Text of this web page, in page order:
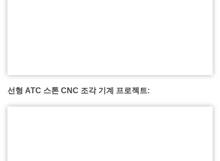
선형 ATC 스톤 CNC 조각 기계 프로젝트: